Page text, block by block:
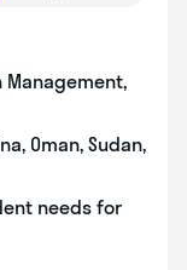
Management,
Oman, Sudan,
needs for